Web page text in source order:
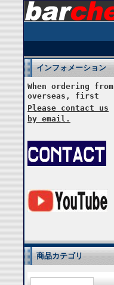
インフォメーション
When ordering from
overseas, first
Please contact us
by email.
商品カテゴリ